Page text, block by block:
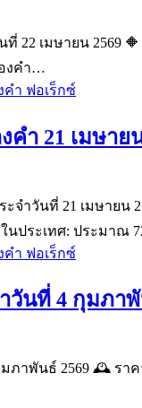
ที่ 22 เมษายน 2569
องคำ…
ำ ฟอเร็กซ์
ำ 21 เมษาย
ะจำวันที่ 21 เมษาย
ประเทศ: ประมาณ
ำ ฟอเร็กซ์
วันที่ 4 กุมภาพั
ภาพันธ์ 2569 🕰️ รา